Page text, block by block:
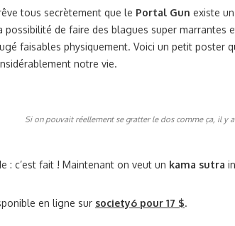
tous secrètement que le Portal Gun existe
de faire des blagues super marrantes
faisables physiquement. Voici un petit poster
notre vie.
Si on pouvait réellement se gratter le dos comme ça, il y
: c’est fait ! Maintenant on veut un kama sutra
en ligne sur society6 pour 17 $.